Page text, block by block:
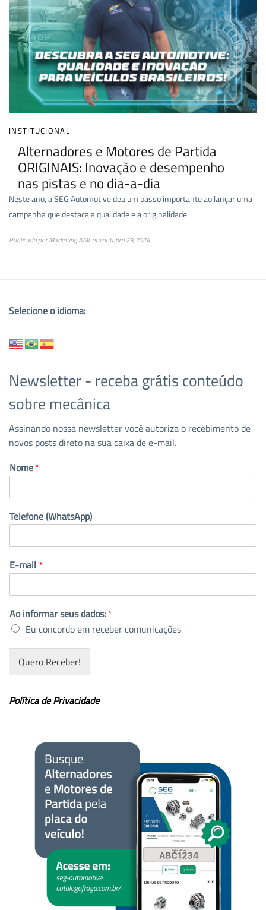
INSTITUCIONAL
Alternadores e Motores de Partida
ORIGINAIS: Inovação e desempenho
nas pistas e no dia-a-dia
Neste ano, a SEG Automotive deu um passo importante ao lançar uma
campanha que destaca a qualidade e a originalidade
Publicado porMarketing AMLemoutubro 29, 2024
Selecione o idioma:
Newsletter - receba grátis conteúdo
sobre mecânica
Assinando nossa newsletter você autoriza o recebimento de
novos posts direto na sua caixa de e-mail.
Nome *
Telefone (WhatsApp)
E-mail *
Ao informar seus dados: *
Eu concordo em receber comunicações
Quero Receber!
Política de Privacidade